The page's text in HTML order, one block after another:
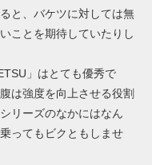
と、バケツに対しては無
ことを期待していたりし
」はとても優秀で
は強度を向上させる役割
リーズのなかにはなん
ってもビクともしませ